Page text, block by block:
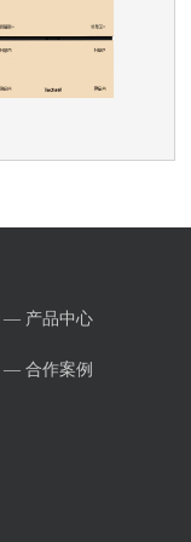
— 产品中心
— 合作案例